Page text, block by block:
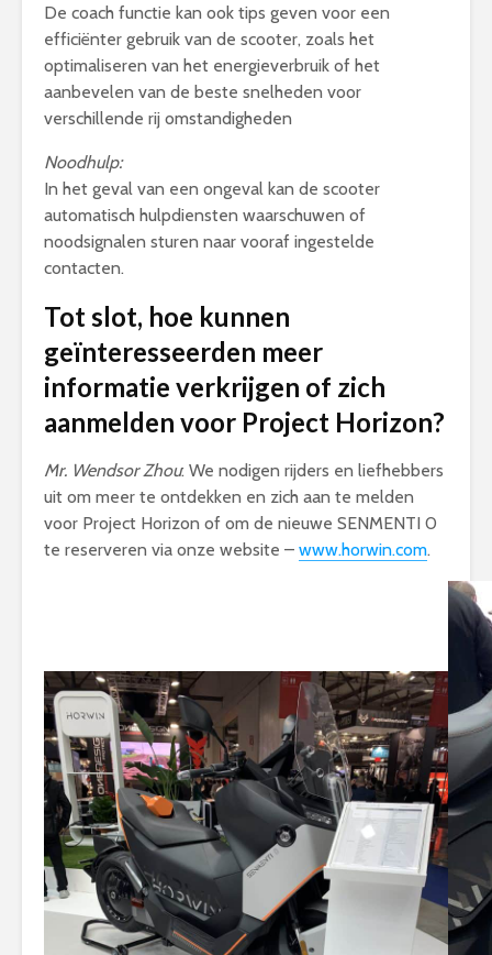
De coach functie kan ook tips geven voor een
efficiënter gebruik van de scooter, zoals het
optimaliseren van het energieverbruik of het
aanbevelen van de beste snelheden voor
verschillende rij omstandigheden
Noodhulp:
In het geval van een ongeval kan de scooter
automatisch hulpdiensten waarschuwen of
noodsignalen sturen naar vooraf ingestelde
contacten.
Tot slot, hoe kunnen
geïnteresseerden meer
informatie verkrijgen of zich
aanmelden voor Project Horizon?
Mr. Wendsor Zhou: We nodigen rijders en liefhebbers
uit om meer te ontdekken en zich aan te melden
voor Project Horizon of om de nieuwe SENMENTI 0
te reserveren via onze website – www.horwin.com.